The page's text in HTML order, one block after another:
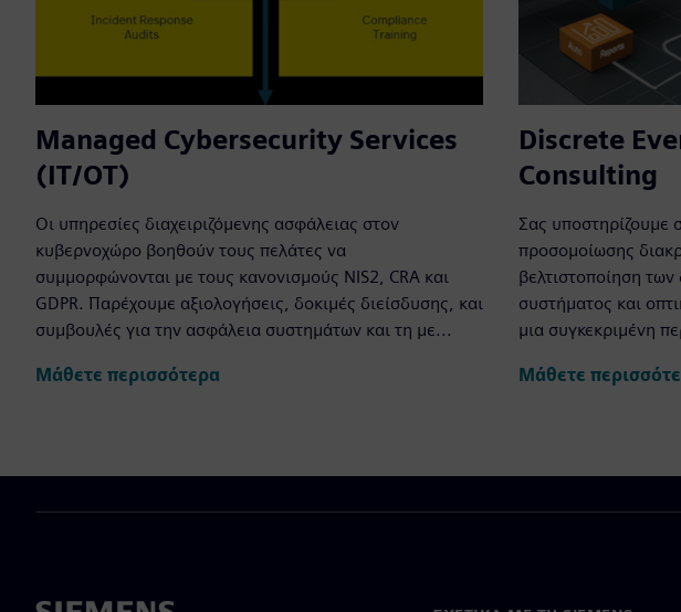
Managed Cybersecurity Services
(IT/OT)
Οι υπηρεσίες διαχειριζόμενης ασφάλειας στον
κυβερνοχώρο βοηθούν τους πελάτες να
συμμορφώνονται με τους κανονισμούς NIS2, CRA και
GDPR. Παρέχουμε αξιολογήσεις, δοκιμές διείσδυσης, και
συμβουλές για την ασφάλεια συστημάτων και τη με...
Μάθετε περισσότερα
Discrete
Consulting
Σας υποστηρίζουμε
προσομοίωσης
βελτιστοποίηση
συστήματος και
μια συγκεκριμένη
Μάθετε